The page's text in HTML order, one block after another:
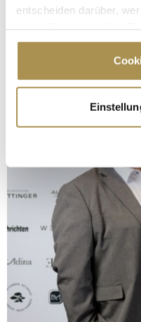
entscheiden darüber,
Cookie-Erklärung oder
Trigger Symbol ändern
Informationen
erfassen, welche
bestimmten
Erfahren Sie mehr
verarbeitet werden, und
Abschnitt Einzelheiten
Wir verwenden Cookies,
personalisieren,
zu können und die
analysieren. Außerdem